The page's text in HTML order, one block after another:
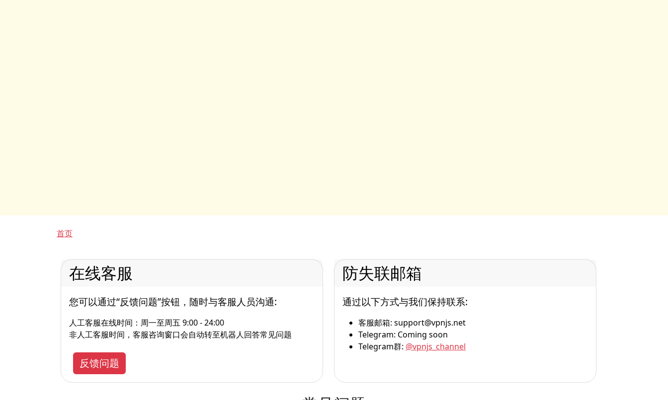
面包屑
首页
在线客服
您可以通过“反馈问题”按钮，随时与客服人员沟通:
人工客服在线时间：周一至周五 9:00 - 24:00
非人工客服时间，客服咨询窗口会自动转至机器人回答常见问题
反馈问题
防失联邮箱
通过以下方式与我们保持联系:
客服邮箱: support@vpnjs.net
Telegram: Coming soon
Telegram群: @vpnjs_channel